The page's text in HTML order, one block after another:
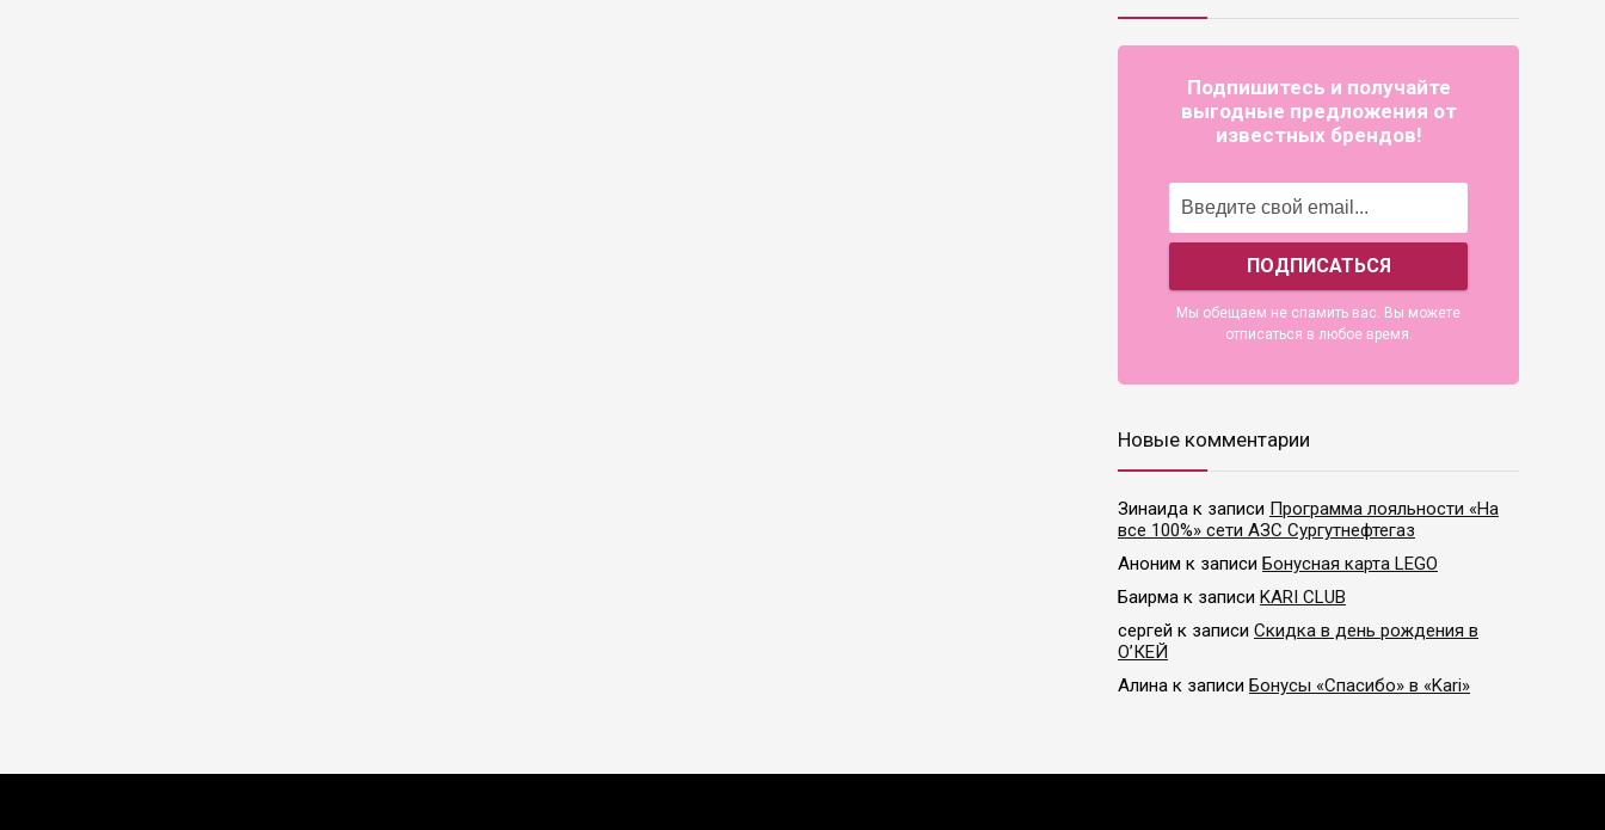
Подпишитесь и получайте
выгодные предложения от
известных брендов!
Мы обещаем не спамить вас. Вы можете
отписаться в любое время.
Новые комментарии
Зинаида к записи Программа лояльности «На
все 100%» сети АЗС Сургутнефтегаз
Аноним к записи Бонусная карта LEGO
Баирма к записи KARI CLUB
сергей к записи Скидка в день рождения в
О’КЕЙ
Алина к записи Бонусы «Спасибо» в «Kari»